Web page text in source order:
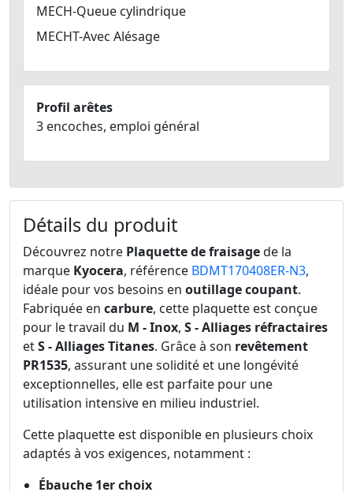
MECH-Queue cylindrique
MECHT-Avec Alésage
Profil arêtes
3 encoches, emploi général
Détails du produit
Découvrez notre Plaquette de fraisagede la
marque Kyocera, référence BDMT170408ER-N3,
idéale pour vos besoins en outillage coupant.
Fabriquée en carbure, cette plaquette est conçue
pour le travail du M - Inox, S - Alliages réfractaires
etS - Alliages Titanes. Grâce à son revêtement
PR1535, assurant une solidité et une longévité
exceptionnelles, elle est parfaite pour une
utilisation intensive en milieu industriel.
Cette plaquette est disponible en plusieurs choix
adaptés à vos exigences, notamment :
Ébauche 1er choix